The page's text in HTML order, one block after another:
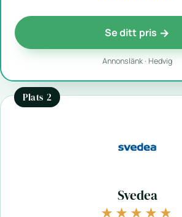
Se ditt pris
Annonslänk · Hedvig
Plats 2
Svedea
★★★★★
★★★★★